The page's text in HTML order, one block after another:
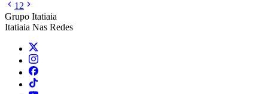
1 2
Grupo Itatiaia
Itatiaia Nas Redes